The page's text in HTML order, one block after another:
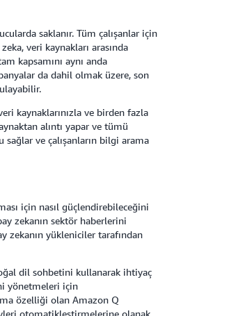
saklanır. Tüm çalışanlar için
veri kaynakları arasında
kapsamını aynı anda
da dahil olmak üzere, son
kaynaklarınızla ve birden fazla
alıntı yapar ve tümü
ve çalışanların bilgi arama
için nasıl güçlendirebileceğini
zekanın sektör haberlerini
zekanın yükleniciler tarafından
dil sohbetini kullanarak ihtiyaç
yönetmeleri için
özelliği olan Amazon Q
otomatikleştirmelerine olanak